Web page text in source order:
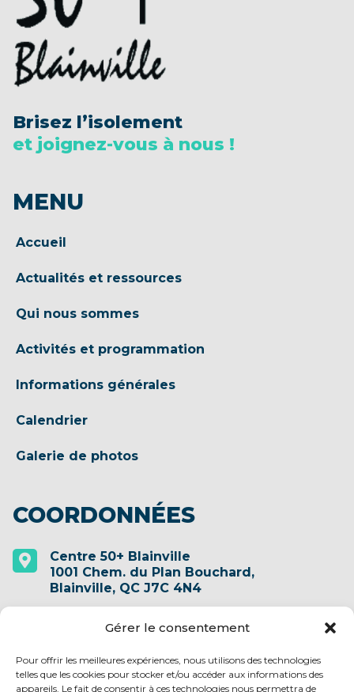
Gérer le consentement
Pour offrir les meilleures expériences, nous utilisons des technologies
telles que les cookies pour stocker et/ou accéder aux informations des
appareils. Le fait de consentir à ces technologies nous permettra de
Brisez l’isolement
et joignez-vous à nous !
MENU
Accueil
Actualités et ressources
Qui nous sommes
Activités et programmation
Informations générales
Calendrier
Galerie de photos
COORDONNÉES

Centre 50+ Blainville
1001 Chem. du Plan Bouchard,
Blainville, QC J7C 4N4
(450) 435-1708
 info@centre50plusblainville.qc.ca